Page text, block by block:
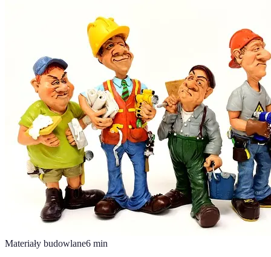
Materiały budowlane6 min